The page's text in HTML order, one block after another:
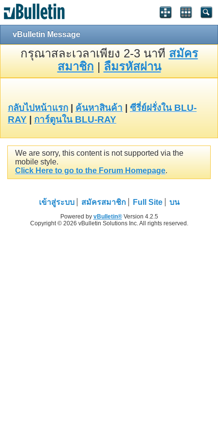
vBulletin Message
กรุณาสละเวลาเพียง 2-3 นาที สมัคร
สมาชิก | ลืมรหัสผ่าน
กลับไปหน้าแรก ค้นหาสินค้า
ซีรี่ย์ฝรั่งใน BLU-
RAY
การ์ตูนใน BLU-RAY
We are sorry, this content is not supported via the
mobile style.
Click Here to go to the Forum Homepage.
เข้าสู่ระบบ สมัครสมาชิก Full Site บน
Powered by vBulletin®Version 4.2.5
Copyright © 2026 vBulletin Solutions Inc. All rights reserved.